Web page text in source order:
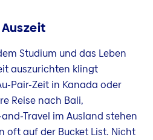
Studium und das Leben
auszurichten klingt
Pair-Zeit in Kanada oder
Reise nach Bali,
Travel im Ausland stehen
oft auf der Bucket List. Nicht